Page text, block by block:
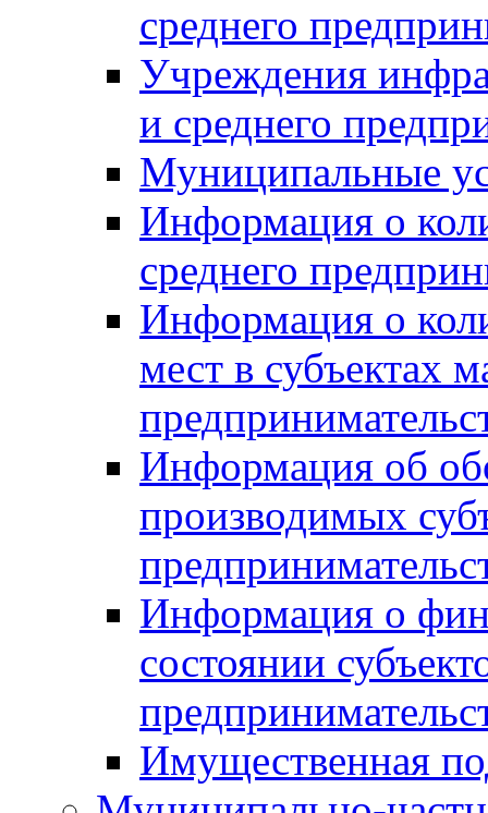
среднего
Учреждения
и среднего
Муниципальные
Информация о
среднего
Информация о
мест в субъектах
Информация об
производимых
Информация о
состоянии
Имущественная